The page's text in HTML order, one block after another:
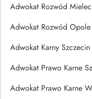
Adwokat Rozwód Mielec
Adwokat Rozwód Opole
Adwokat Karny Szczecin
Adwokat Prawo Karne
Adwokat Prawo Karne